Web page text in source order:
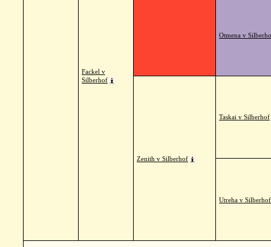
Fackel v
Silberhof
Otmena v
Zenith v Silberhof
Taskai v Silberhof
Utreha v Silberhof